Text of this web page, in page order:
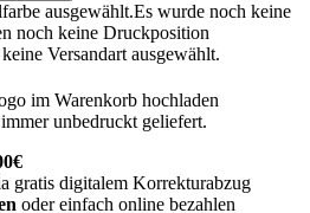
ausgewählt.Es wurde noch keine
noch keine Druckposition
Versandart ausgewählt.
im Warenkorb hochladen
unbedruckt geliefert.
gratis digitalem Korrekturabzug
oder einfach online bezahlen